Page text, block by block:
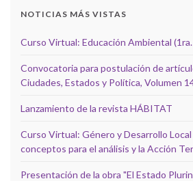
NOTICIAS MÁS VISTAS
Curso Virtual: Educación Ambiental
Convocatoria para postulación de
Ciudades, Estados y Política, Volumen
Lanzamiento de la revista HÁBITAT
Curso Virtual: Género y Desarrollo
conceptos para el análisis y la Acción
Presentación de la obra "El Estado